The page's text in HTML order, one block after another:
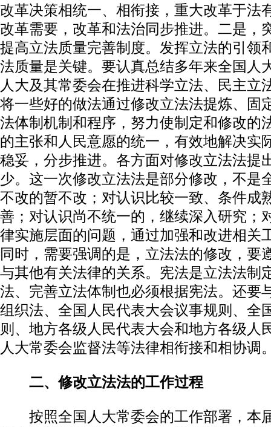
改革决策相统一、相衔接，重大改革于法
改革需要，改革和法治同步推进。二是，
提高立法质量完善制度。发挥立法的引领
法质量是关键。要认真总结多年来全国人
人大及其常委会在推进科学立法、民主立
将一些好的做法通过修改立法法提炼、固
法体制机制和程序，努力使制定和修改的
的主张和人民意愿的统一，有效地解决实
稳妥，分步推进。各方面对修改立法法提
少。这一次修改立法法是部分修改，不是
不改的暂不改；对认识比较一致、条件成
善；对认识尚不统一的，继续深入研究；
律实施层面的问题，通过加强和改进相关
同时，需要强调的是，立法法的修改，要
与其他有关法律的关系。宪法是立法法制
法、完善立法体制也必须根据宪法。还要
组织法、全国人民代表大会议事规则、全
则、地方各级人民代表大会和地方各级人
人大常委会监督法等法律相衔接和相协调
二、修改立法法的工作过程
按照全国人大常委会的工作部署，本